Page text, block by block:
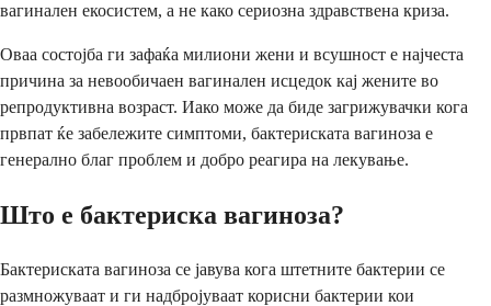
вагинален екосистем, а не како сериозна здравствена криза.
Оваа состојба ги зафаќа милиони жени и всушност е најчеста
причина за невообичаен вагинален исцедок кај жените во
репродуктивна возраст. Иако може да биде загрижувачки кога
првпат ќе забележите симптоми, бактериската вагиноза е
генерално благ проблем и добро реагира на лекување.
Што е бактериска вагиноза?
Бактериската вагиноза се јавува кога штетните бактерии се
размножуваат и ги надбројуваат корисни бактерии кои